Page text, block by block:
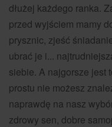
dłużej każdego ranka.
przed wyjściem mamy
prysznic, zjeść
ubrać je i...
siebie. A najgorsze jest
prostu nie możesz
naprawdę na nasz
zdrowy sen, dobre